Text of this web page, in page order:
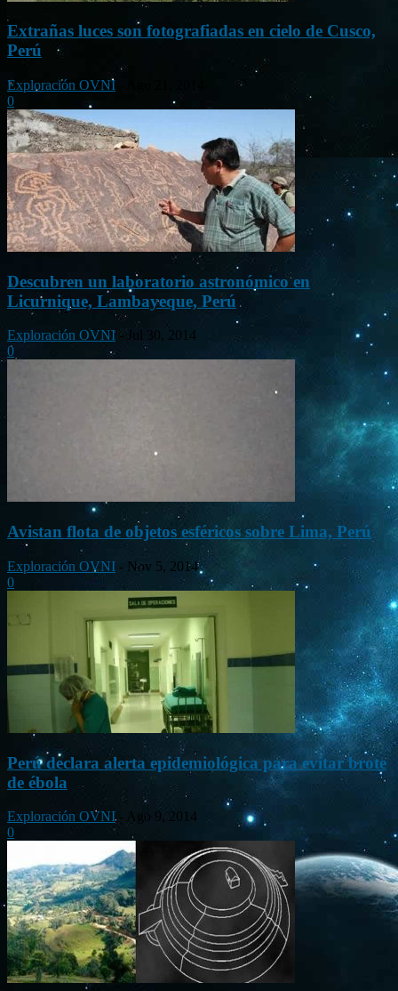
Extrañas luces son fotografiadas en cielo de Cusco,
Perú
Exploración OVNI
0
Descubren un laboratorio astronómico en
Licurnique, Lambayeque, Perú
Exploración OVNI - Jul 30, 2014
0
Avistan flota de objetos esféricos sobre Lima, Perú
Exploración OVNI - Nov 5, 2014
0
Perú declara alerta epidemiológica para evitar brote
de ébola
Exploración OVNI - Ago 9, 2014
0